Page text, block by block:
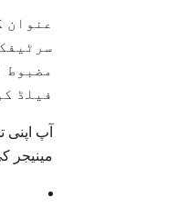
عنوان
مضبوط
فیلڈ
آپ اپنی
مینیجر